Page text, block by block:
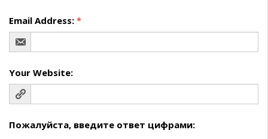
Email Address: *
Your Website:
Пожалуйста, введите ответ цифрами: